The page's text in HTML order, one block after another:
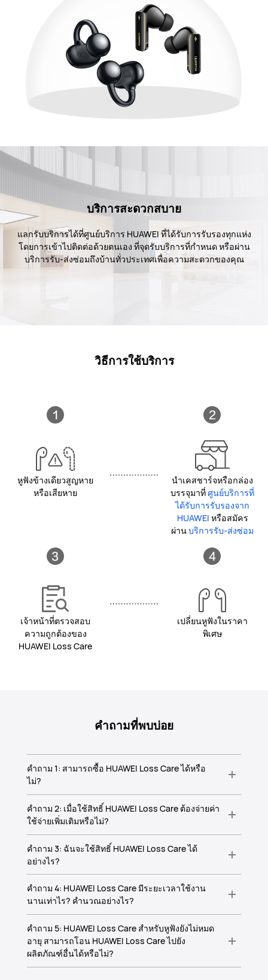
บริการสะดวกสบาย
แลกรับบริการได้ที่ศูนย์บริการ HUAWEI ที่ได้รับการรับรองทุกแห่ง
โดยการเข้าไปติดต่อด้วยตนเอง ที่จุดรับบริการที่กำหนด หรือผ่าน
บริการรับ-ส่งซ่อมถึงบ้านทั่วประเทศเพื่อความสะดวกของคุณ
วิธีการใช้บริการ
หูฟังข้างเดียวสูญหาย
หรือเสียหาย
นำเคสชาร์จหรือกล่อง
บรรจุมาที่ศูนย์บริการที่
ได้รับการรับรองจาก
HUAWEI หรือสมัคร
ผ่านบริการรับ-ส่งซ่อม
เจ้าหน้าที่ตรวจสอบ
ความถูกต้องของ
HUAWEI Loss Care
เปลี่ยนหูฟังในราคา
พิเศษ
คำถามที่พบบ่อย
คำถาม 1: สามารถซื้อ HUAWEI Loss Care ได้หรือ
ไม่?
คำถาม 2: เมื่อใช้สิทธิ์ HUAWEI Loss Care ต้องจ่ายค่า
ใช้จ่ายเพิ่มเติมหรือไม่?
คำถาม 3: ฉันจะใช้สิทธิ์ HUAWEI Loss Care ได้
อย่างไร?
คำถาม 4: HUAWEI Loss Care มีระยะเวลาใช้งาน
นานเท่าไร? คำนวณอย่างไร?
คำถาม 5: HUAWEI Loss Care สำหรับหูฟังยังไม่หมด
อายุ สามารถโอน HUAWEI Loss Care ไปยัง
ผลิตภัณฑ์อื่นได้หรือไม่?